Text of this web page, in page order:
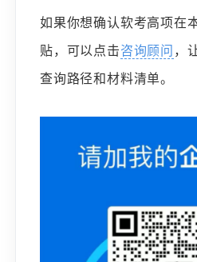
如果你想确认软考高项在
贴，可以点击咨询顾问 ，
查询路径和材料清单。